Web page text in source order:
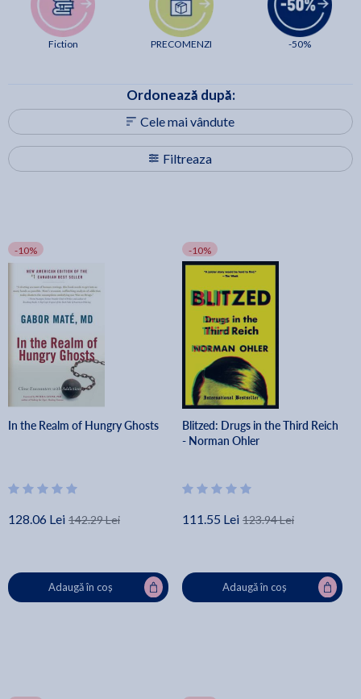
Fiction PRECOMENZI -50%
Filtreaza
Ordonează după:
Cele mai vândute
-10%
In the Realm of Hungry Ghosts
128.06 Lei 142.29 Lei
Adaugă în coș
-10%
Blitzed: Drugs in the Third Reich
- Norman Ohler
111.55 Lei 123.94 Lei
Adaugă în coș